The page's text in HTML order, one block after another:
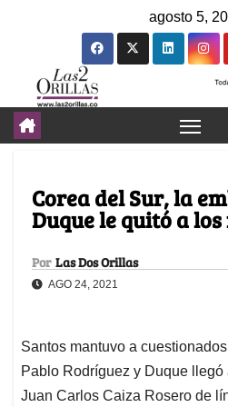
agosto 5,
Corea del Sur, la
Duque le quitó a
Por Las Dos Orillas
AGO 24, 2021
Santos mantuvo a
Pablo Rodríguez y Duque llegó
Juan Carlos Caiza Rosero de